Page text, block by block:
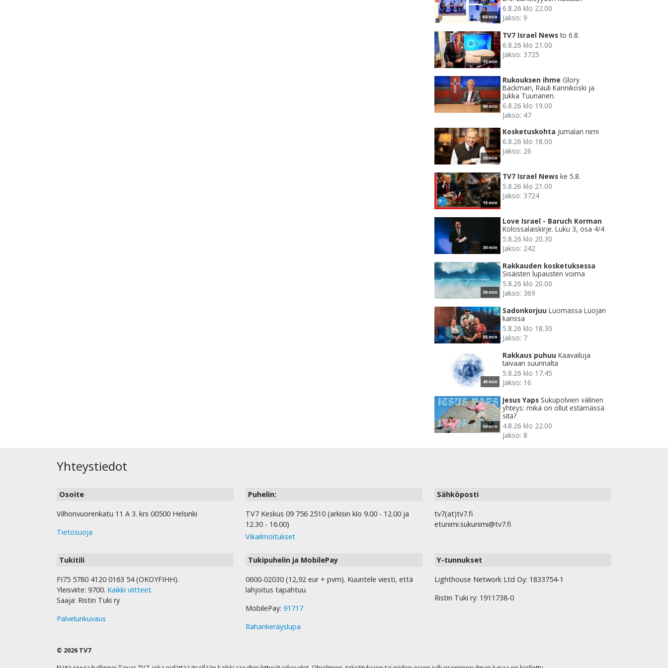
60 min
6.8.26 klo 22.00
Jakso: 9
15 min
TV7 Israel News to 6.8.
6.8.26 klo 21.00
Jakso: 3725
90 min
Rukouksen ihme Glory
Backman, Rauli Kannikoski ja
Jukka Tuunanen.
6.8.26 klo 19.00
Jakso: 47
30 min
Kosketuskohta Jumalan nimi
6.8.26 klo 18.00
Jakso: 26
15 min
TV7 Israel News ke 5.8.
5.8.26 klo 21.00
Jakso: 3724
30 min
Love Israel - Baruch Korman
Kolossalaiskirje. Luku 3, osa 4/4
5.8.26 klo 20.30
Jakso: 242
30 min
Rakkauden kosketuksessa
Sisäisten lupausten voima
5.8.26 klo 20.00
Jakso: 369
85 min
Sadonkorjuu Luomassa Luojan
kanssa
5.8.26 klo 18.30
Jakso: 7
45 min
Rakkaus puhuu Kaavailuja
taivaan suunnalta
5.8.26 klo 17.45
Jakso: 16
50 min
Jesus Yaps Sukupolvien välinen
yhteys: mikä on ollut estämässä
sitä?
4.8.26 klo 22.00
Jakso: 8
Yhteystiedot
Osoite
Vilhonvuorenkatu 11 A 3. krs 00500 Helsinki
Tietosuoja
Puhelin:
TV7 Keskus 09 756 2510 (arkisin klo 9.00 - 12.00 ja
12.30 - 16.00)
Vikailmoitukset
Sähköposti
tv7(at)tv7.fi
etunimi.sukunimi@tv7.fi
Tukitili
FI75 5780 4120 0163 54 (OKOYFIHH).
Yleisviite: 9700. Kaikki viitteet.
Saaja: Ristin Tuki ry
Palvelunkuvaus
Tukipuhelin ja MobilePay
0600-02030 (12,92 eur + pvm). Kuuntele viesti, että
lahjoitus tapahtuu.
MobilePay: 91717
Rahankeräyslupa
Y-tunnukset
Lighthouse Network Ltd Oy: 1833754-1
Ristin Tuki ry: 1911738-0
© 2026 TV7